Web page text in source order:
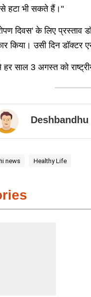
हटा भी सकते हैं।"
दिवस' के लिए
किया। उसी दिन
साल 3 अगस्त को
Deshbandhu
news Healthy Life